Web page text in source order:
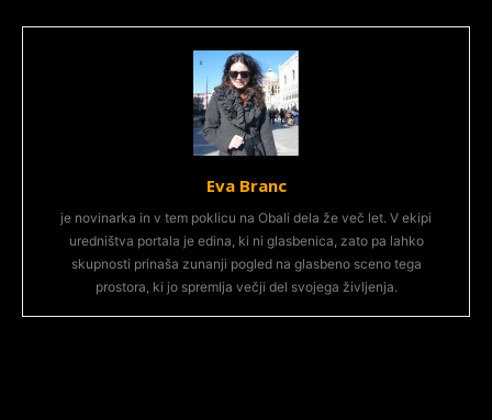
Eva Branc
je novinarka in v tem poklicu na Obali dela že več let. V ekipi
uredništva portala je edina, ki ni glasbenica, zato pa lahko
skupnosti prinaša zunanji pogled na glasbeno sceno tega
prostora, ki jo spremlja večji del svojega življenja.